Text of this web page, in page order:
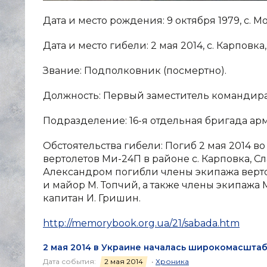
Дата и место рождения: 9 октября 1979, с.
Дата и место гибели: 2 мая 2014, с.
Звание: Подполковник (посмертно).
Должность: Первый заместитель
Подразделение: 16-я отдельная бригада
Обстоятельства гибели: Погиб 2 мая 2014
вертолетов Ми-24П в районе с. Карповка,
Александром погибли члены экипажа
и майор М. Топчий, а также члены
капитан И. Гришин.
http://memorybook.org.ua/21/sabada.htm
2 мая 2014 в Украине началась
Дата события: 2 мая 2014 • Хроника